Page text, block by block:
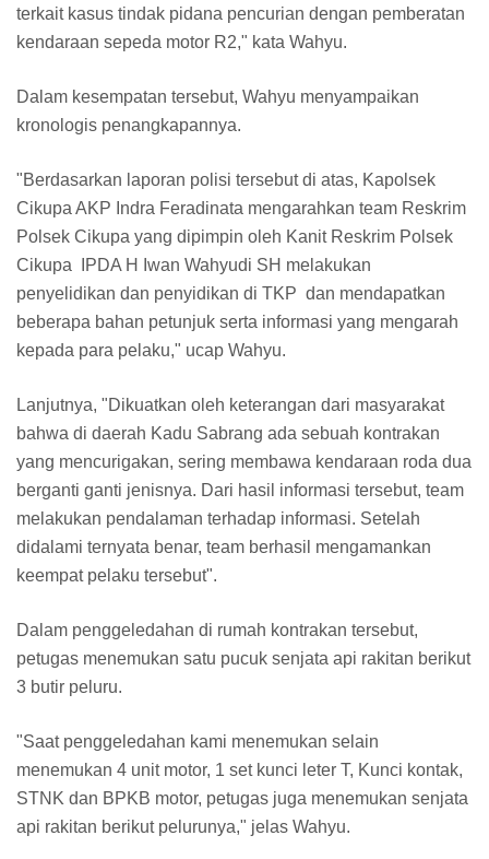
terkait kasus tindak pidana pencurian dengan pemberatan
kendaraan sepeda motor R2," kata Wahyu.
Dalam kesempatan tersebut, Wahyu menyampaikan
kronologis penangkapannya.
"Berdasarkan laporan polisi tersebut di atas, Kapolsek
Cikupa AKP Indra Feradinata mengarahkan team Reskrim
Polsek Cikupa yang dipimpin oleh Kanit Reskrim Polsek
Cikupa IPDA H Iwan Wahyudi SH melakukan
penyelidikan dan penyidikan di TKP dan mendapatkan
beberapa bahan petunjuk serta informasi yang mengarah
kepada para pelaku," ucap Wahyu.
Lanjutnya, "Dikuatkan oleh keterangan dari masyarakat
bahwa di daerah Kadu Sabrang ada sebuah kontrakan
yang mencurigakan, sering membawa kendaraan roda dua
berganti ganti jenisnya. Dari hasil informasi tersebut, team
melakukan pendalaman terhadap informasi. Setelah
didalami ternyata benar, team berhasil mengamankan
keempat pelaku tersebut".
Dalam penggeledahan di rumah kontrakan tersebut,
petugas menemukan satu pucuk senjata api rakitan berikut
3 butir peluru.
"Saat penggeledahan kami menemukan selain
menemukan 4 unit motor, 1 set kunci leter T, Kunci kontak,
STNK dan BPKB motor, petugas juga menemukan senjata
api rakitan berikut pelurunya," jelas Wahyu.